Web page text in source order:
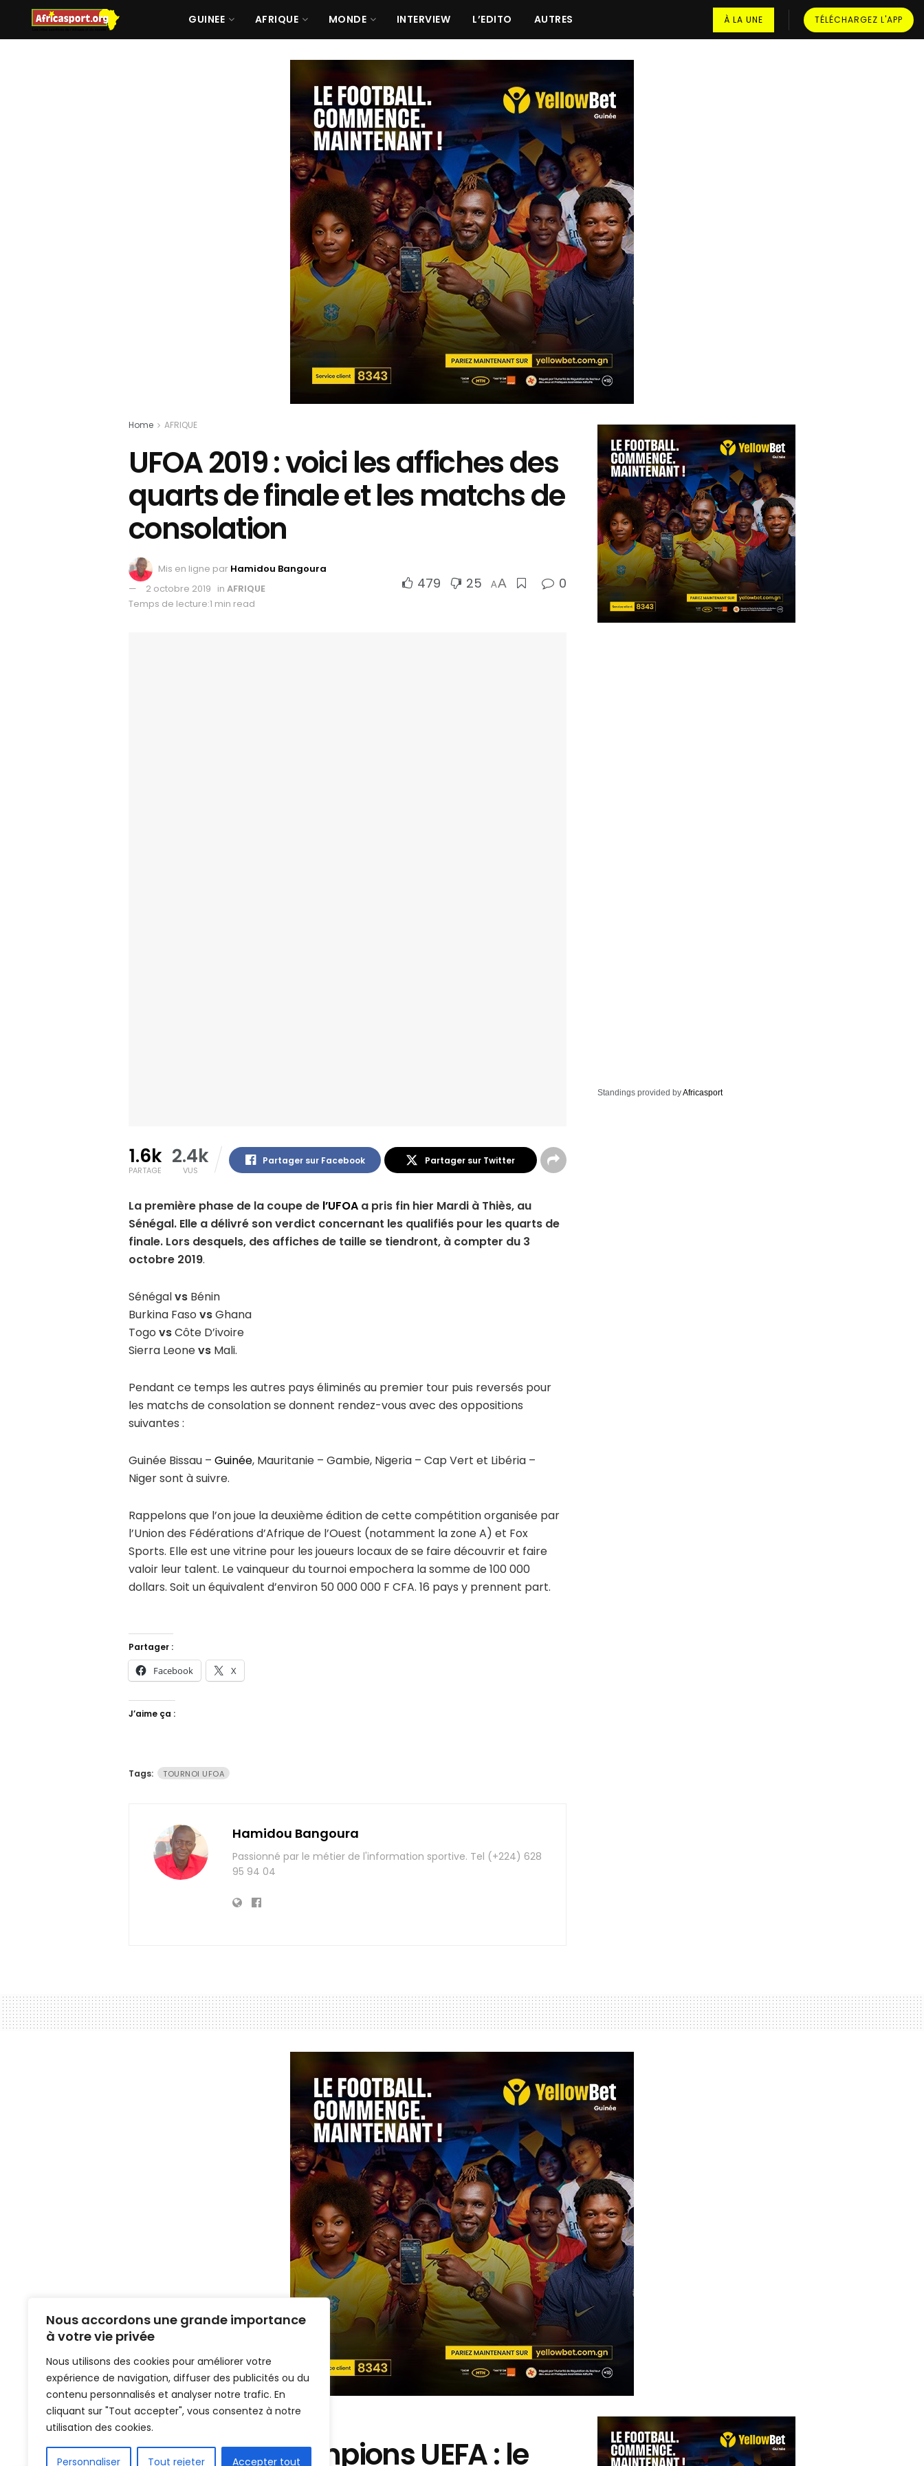
Nous accordons une grande importance
à votre vie privée
Nous utilisons des cookies pour améliorer votre
expérience de navigation, diffuser des publicités ou du
contenu personnalisés et analyser notre trafic. En
cliquant sur "Tout accepter", vous consentez à notre
utilisation des cookies.
Personnaliser Tout rejeter Accepter tout
GUINEE AFRIQUE MONDE INTERVIEW L’EDITO AUTRES À LA UNE TÉLÉCHARGEZ L'APP
Home AFRIQUE
UFOA 2019 : voici les affiches des
quarts de finale et les matchs de
consolation
Mis en ligne par Hamidou Bangoura
2 octobre 2019 in AFRIQUE
Temps de lecture:1 min read
479 25 AA 0
1.6k
PARTAGE
2.4k
VUS
Partager sur Facebook Partager sur Twitter
La première phase de la coupe de l’UFOA a pris fin hier Mardi à Thiès, au
Sénégal. Elle a délivré son verdict concernant les qualifiés pour les quarts de
finale. Lors desquels, des affiches de taille se tiendront, à compter du 3
octobre 2019.
Sénégalvs Bénin
Burkina Faso vsGhana
Togo vsCôte D’ivoire
Sierra Leonevs Mali.
Pendant ce temps les autres pays éliminés au premier tour puis reversés pour
les matchs de consolation se donnent rendez-vous avec des oppositions
suivantes :
Guinée Bissau – Guinée, Mauritanie – Gambie, Nigeria – Cap Vert et Libéria –
Niger sont à suivre.
Rappelons que l’on joue la deuxième édition de cette compétition organisée par
l’Union des Fédérations d’Afrique de l’Ouest (notamment la zone A) et Fox
Sports. Elle est une vitrine pour les joueurs locaux de se faire découvrir et faire
valoir leur talent. Le vainqueur du tournoi empochera la somme de 100 000
dollars. Soit un équivalent d’environ 50 000 000 F CFA. 16 pays y prennent part.
Partager :
Facebook X
J’aime ça :
Tags: TOURNOI UFOA
Hamidou Bangoura
Passionné par le métier de l'information sportive. Tel (+224) 628
95 94 04
Standings provided byAfricasport
Home Guinéens D'ailleurs
Ligue des champions UEFA : le